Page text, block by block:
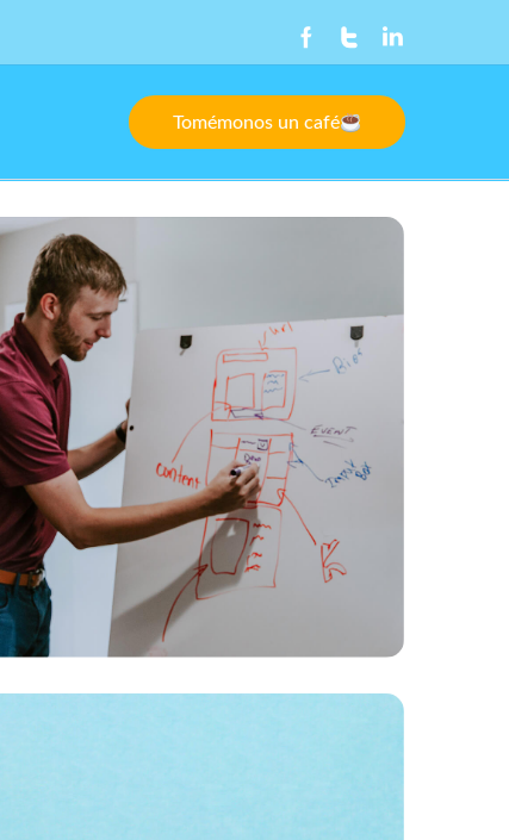
Tomémonos un café